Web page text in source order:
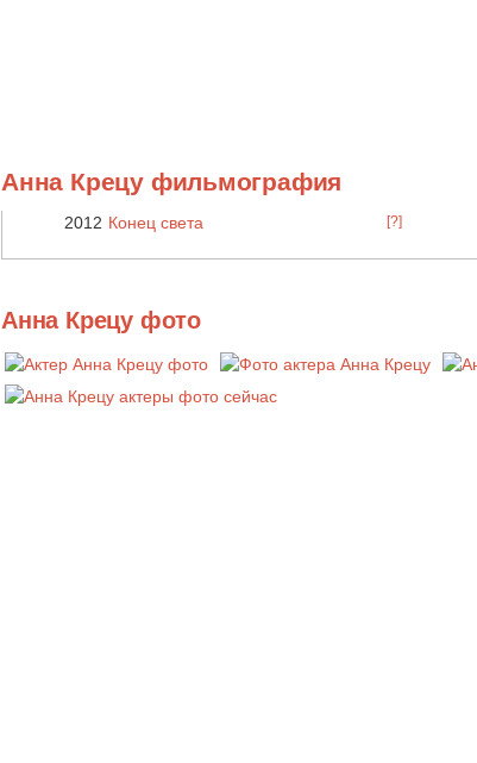
Анна Крецу фильмография
2012 Конец света [?]
Анна Крецу фото